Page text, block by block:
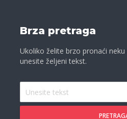
Brza pretraga
Ukoliko želite brzo pronaći
unesite željeni tekst.